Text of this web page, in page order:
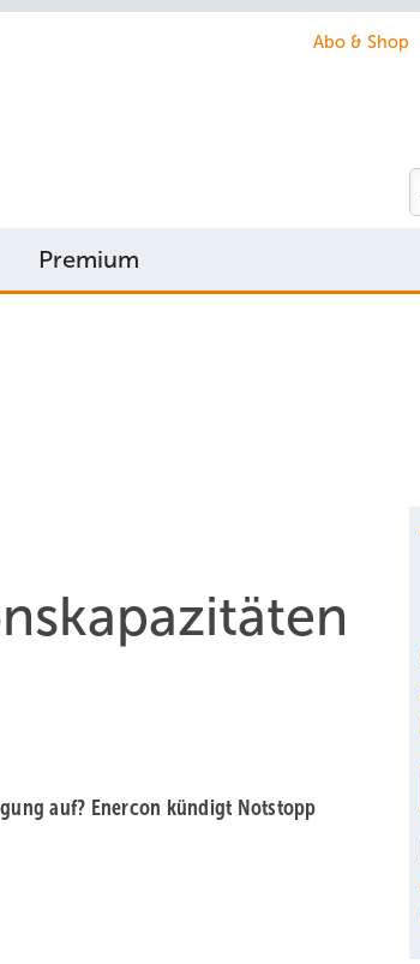
Abo & Shop
Premium
auf? Enercon kündigt Notstopp